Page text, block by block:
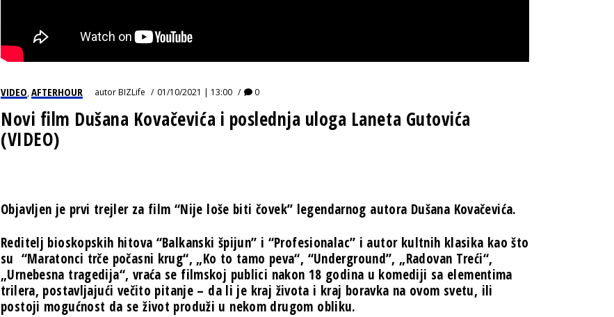
VIDEO,AFTERHOUR autorBIZLife 01/10/2021 | 13:00 0
Novi film Dušana Kovačevića i poslednja uloga Laneta Gutovića
(VIDEO)
Objavljen je prvi trejler za film “Nije loše biti čovek” legendarnog autora Dušana Kovačevića.
Reditelj bioskopskih hitova “Balkanski špijun” i “Profesionalac” i autor kultnih klasika kao što
su “Maratonci trče počasni krug“, „Ko to tamo peva“, “Underground”, „Radovan Treći“,
„Urnebesna tragedija“, vraća se filmskoj publici nakon 18 godina u komediji sa elementima
trilera, postavljajući večito pitanje – da li je kraj života i kraj boravka na ovom svetu, ili
postoji mogućnost da se život produži u nekom drugom obliku.